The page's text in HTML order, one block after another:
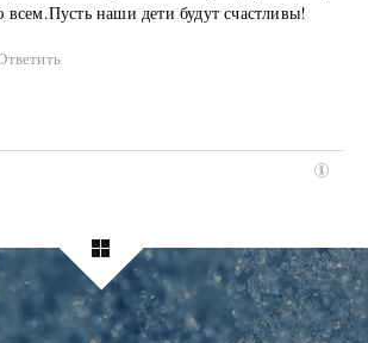
всем.Пусть наши дети будут счастливы!